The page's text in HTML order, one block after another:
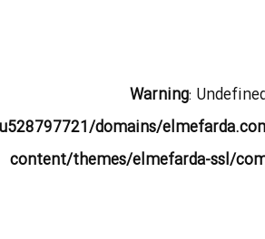
Warning:
domains/
content/themes/elmefarda-ssl/